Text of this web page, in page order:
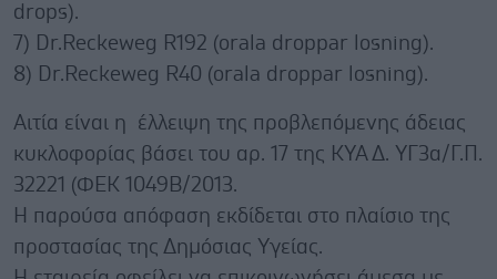
drops).
7) Dr.Reckeweg R192 (orala droppar losning).
8) Dr.Reckeweg R40 (orala droppar losning).
Αιτία είναι η έλλειψη της προβλεπόμενης άδειας
κυκλοφορίας βάσει του αρ. 17 της ΚΥΑ Δ. ΥΓ3α/Γ.Π.
32221 (ΦΕΚ 1049Β/2013.
Η παρούσα απόφαση εκδίδεται στο πλαίσιο της
προστασίας της Δημόσιας Υγείας.